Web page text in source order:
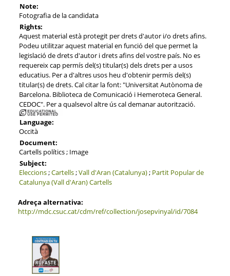
Note:
Fotografia de la candidata
Rights:
Aquest material està protegit per drets d'autor i/o drets afins.
Podeu utilitzar aquest material en funció del que permet la
legislació de drets d'autor i drets afins del vostre país. No es
requereix cap permís del(s) titular(s) dels drets per a usos
educatius. Per a d'altres usos heu d'obtenir permís del(s)
titular(s) de drets. Cal citar la font: "Universitat Autònoma de
Barcelona. Biblioteca de Comunicació i Hemeroteca General.
CEDOC". Per a qualsevol altre ús cal demanar autorització.
Language:
Occità
Document:
Cartells polítics ; Image
Subject:
Eleccions;Cartells;Vall d'Aran (Catalunya); Partit Popular de
Catalunya (Vall d'Aran)Cartells
Adreça alternativa:
http://mdc.csuc.cat/cdm/ref/collection/josepvinyal/id/7084